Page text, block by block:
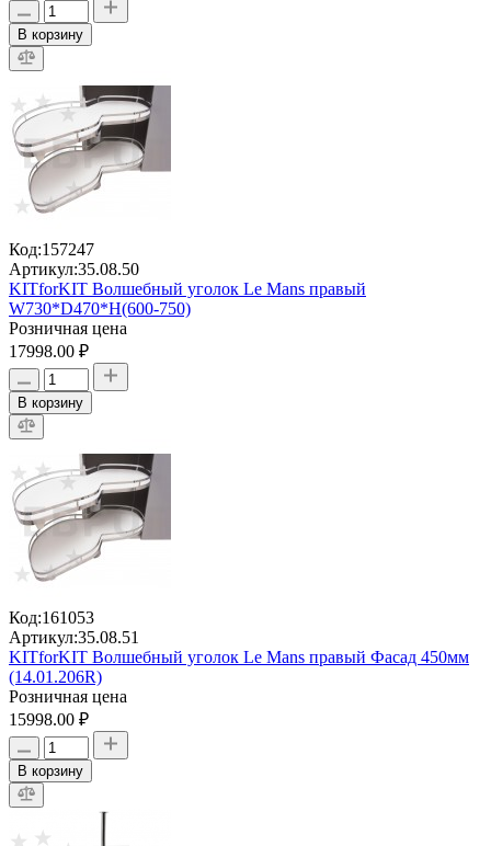
В корзину
Код:157247
Артикул:35.08.50
KITforKIT Волшебный уголок Le Mans правый
W730*D470*H(600-750)
Розничная цена
17998.00 ₽
В корзину
Код:161053
Артикул:35.08.51
KITforKIT Волшебный уголок Le Mans правый Фасад 450мм
(14.01.206R)
Розничная цена
15998.00 ₽
В корзину